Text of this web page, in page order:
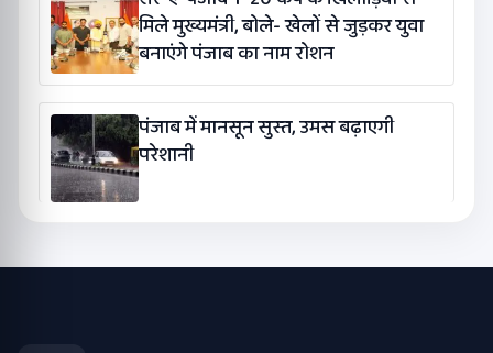
मिले मुख्यमंत्री, बोले- खेलों से जुड़कर युवा
बनाएंगे पंजाब का नाम रोशन
पंजाब में मानसून सुस्त, उमस बढ़ाएगी
परेशानी